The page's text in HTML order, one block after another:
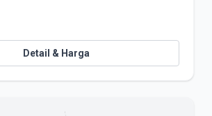
Detail & Harga